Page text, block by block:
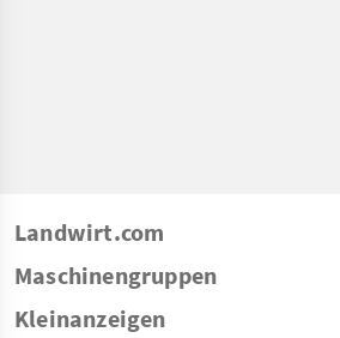
Landwirt.com
Maschinengruppen
Kleinanzeigen